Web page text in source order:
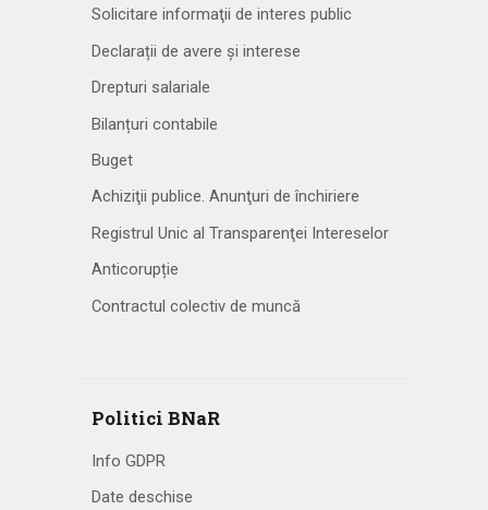
Solicitare informaţii de interes public
Declarații de avere și interese
Drepturi salariale
Bilanțuri contabile
Buget
Achiziţii publice. Anunţuri de închiriere
Registrul Unic al Transparenţei Intereselor
Anticorupție
Contractul colectiv de muncă
Politici BNaR
Info GDPR
Date deschise